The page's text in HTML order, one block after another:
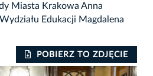
Miasta Krakowa Anna
Edukacji Magdalena
POBIERZ TO ZDJĘCIE